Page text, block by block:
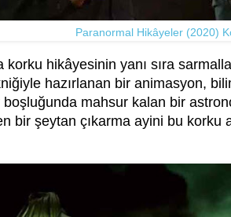
Paranormal Hikâyeler (2020)
korku hikâyesinin yanı sıra
hazırlanan bir animasyon,
boşluğunda mahsur kalan bir
bir şeytan çıkarma ayini bu korku